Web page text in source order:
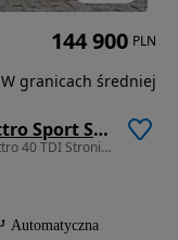
Audi A6 Avant 40 TDI mHEV Quattro Sport S tronic
1968 cm3 • 204 KM • 2.0TDI 204KM Sport Quattro 40 TDI Stronic l
Automatyczna
144 900 PLN
W granicach średniej